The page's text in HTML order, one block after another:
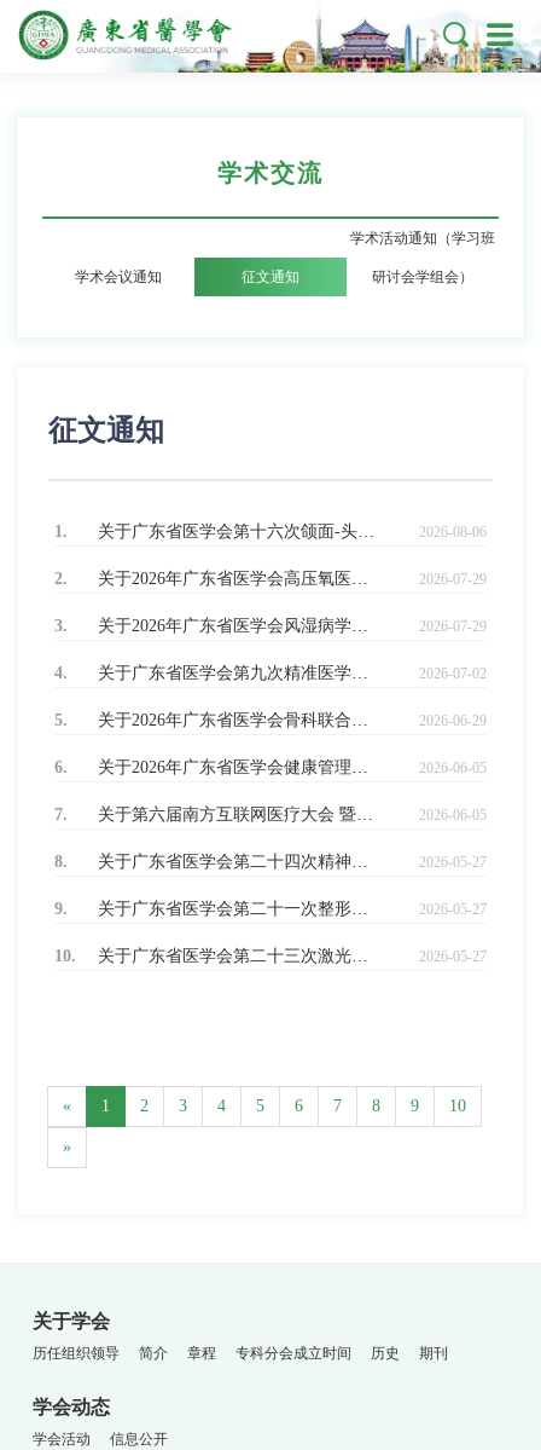

学术交流
学术会议通知 征文通知
学术活动通知（学习班
研讨会学组会）
征文通知
2026-08-06
1. 关于广东省医学会第十六次颌面-头颈外科学学术会议暨口腔恶性肿瘤免疫治疗新进展的征文通知
2026-07-29
2. 关于2026年广东省医学会高压氧医学学术会议的征文通知
2026-07-29
3. 关于2026年广东省医学会风湿病学学术会议的征文通知
2026-07-02
4. 关于广东省医学会第九次精准医学与分子诊断学学术会议的征文通知
2026-06-29
5. 关于2026年广东省医学会骨科联合大会暨广东省医学会第三十六次骨科学学术会议、广东省医学会第十八次脊柱外科学学术会议、广东省医学会第十六次关节外科学学术会议征文的通知
2026-06-05
6. 关于2026年广东省医学会健康管理与互联网医疗联合大会暨第十二届两岸四地健康大会广东省医学会第十三次健康管理学学术会议第三届华南三省健康管理学术会议的征文通知
2026-06-05
7. 关于第六届南方互联网医疗大会 暨广东省医学会第六次互联网医疗学术会议 的征文通知
2026-05-27
8. 关于广东省医学会第二十四次精神医学学术会议的征文通知
2026-05-27
9. 关于广东省医学会第二十一次整形外科学学术会议的征文通知
2026-05-27
10. 关于广东省医学会第二十三次激光医学学术会议的征文通知
« 1 2 3 4 5 6 7 8 9 10
»
关于学会
历任组织领导 简介 章程 专科分会成立时间 历史 期刊
学会动态
学会活动 信息公开